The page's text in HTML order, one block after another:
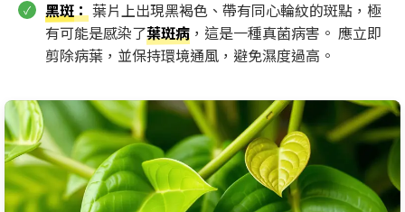
黑斑：葉片上出現黑褐色、帶有同心輪紋的斑點，極
有可能是感染了葉斑病 ，這是一種真菌病害。 應立即
剪除病葉，並保持環境通風，避免濕度過高。